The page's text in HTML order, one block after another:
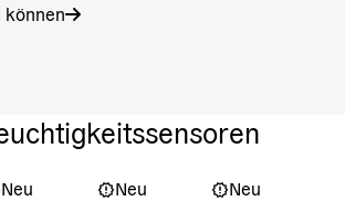
können
Neu
Neu
Neu